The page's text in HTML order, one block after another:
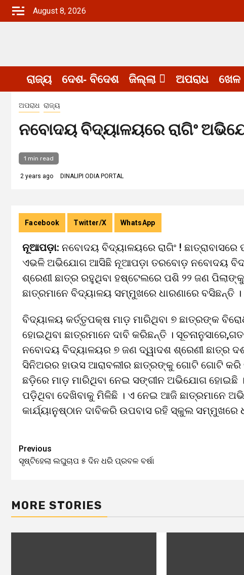
Skip
August 8, 2026
ରାଜ୍ୟ ଦେଶ- ବିଦେଶ ଜିଲ୍ଲା ଅପରାଧ ଖେଳ
ଅପରାଧ ରାଜ୍ୟ
ନବୋଦୟ ବିଦ୍ୟାଳୟରେ ରାଗିଂ
1 min read
2 years ago DINALIPI ODIA PORTAL
Facebook Twitter/X WhatsApp
ନୂଆପଡ଼ା: ନବୋଦୟ ବିଦ୍ୟାଳୟରେ ରାଗିଂ !
ଏଭଳି ଅଭିଯୋଗ ଆସିଛି ନୂଆପଡ଼ା ତରବୋଡ଼ ନବୋଦୟ
ଶ୍ରେଣୀ ଛାତ୍ର ରହୁଥିବା ହଷ୍ଟେଲରେ ପଶି ୨୨ ଜଣ
ଛାତ୍ରମାନେ ବିଦ୍ୟାଳୟ ସମ୍ମୁଖରେ ଧାରଣାରେ ବସିଛନ୍ତି ।
ବିଦ୍ୟାଳୟ କର୍ତ୍ତୃପକ୍ଷ ମାଡ଼ ମାରିଥିବା ୭ ଛାତ୍ରଙ୍କ
ହୋଇଥିବା ଛାତ୍ରମାନେ ଦାବି କରିଛନ୍ତି ।
ନବୋଦୟ ବିଦ୍ୟାଳୟର ୭ ଜଣ ଦ୍ୱାଦଶ ଶ୍ରେଣୀ ଛାତ୍ର
ସିନିଅରର ହାଉସ ଆରାବଲୀର ଛାତ୍ରଙ୍କୁ ଗୋଟି ଗୋଟି କରି
ଛଡ଼ିରେ ମାଡ଼ ମାରିଥିବା ନେଇ ସଙ୍ଗୀନ ଅଭିଯୋଗ
ପଡ଼ିଥିବା ଦେଖିବାକୁ ମିଳିଛି । ଏ ନେଇ ଆଜି ଛାତ୍ରମାନେ
କାର୍ଯ୍ୟାନୁଷ୍ଠାନ ଦାବିକରି ଉପବାସ ରହି ସ୍କୁଲ ସମ୍ମୁଖରେ
Continue
Reading
Previous
ସୃଷ୍ଟିହେଲା ଲଘୁଚାପ ୫ ଦିନ ଧରି ପ୍ରବଳ ବର୍ଷା
MORE STORIES